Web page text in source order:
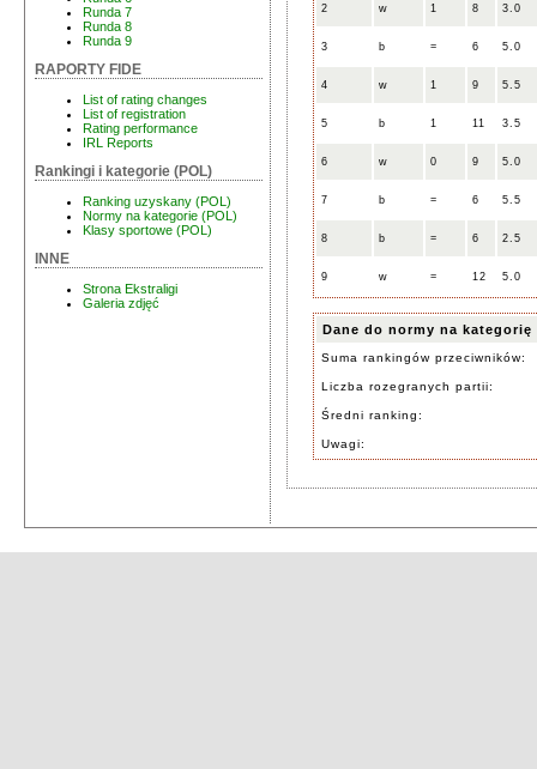
Runda 7
Runda 8
Runda 9
RAPORTY FIDE
List of rating changes
List of registration
Rating performance
IRL Reports
Rankingi i kategorie (POL)
Ranking uzyskany (POL)
Normy na kategorie (POL)
Klasy sportowe (POL)
INNE
Strona Ekstraligi
Galeria zdjęć
2 w 1 8 3.0
3 b = 6 5.0
4 w 1 9 5.5
5 b 1 11 3.5
6 w 0 9 5.0
7 b = 6 5.5
8 b = 6 2.5
9 w = 12 5.0
Dane do normy na kategorię
Suma rankingów przeciwników:
Liczba rozegranych partii:
Średni ranking:
Uwagi: